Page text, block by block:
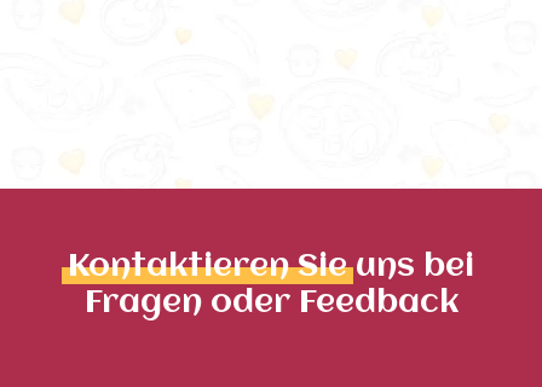
Kontaktieren Sieuns bei
Fragen oder Feedback